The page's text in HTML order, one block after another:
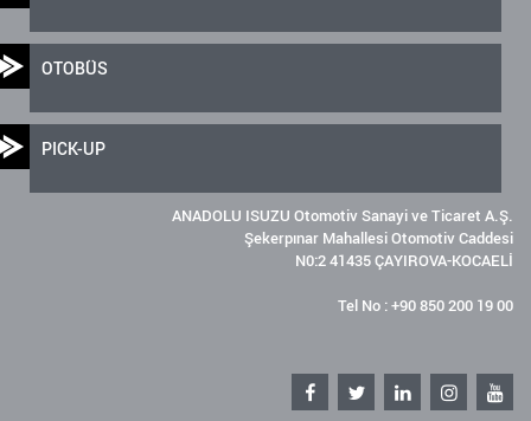
OTOBÜS
PICK-UP
ANADOLU ISUZU Otomotiv Sanayi ve Ticaret A.Ş.
Şekerpınar Mahallesi Otomotiv Caddesi
N0:2 41435 ÇAYIROVA-KOCAELİ
Tel No : +90 850 200 19 00